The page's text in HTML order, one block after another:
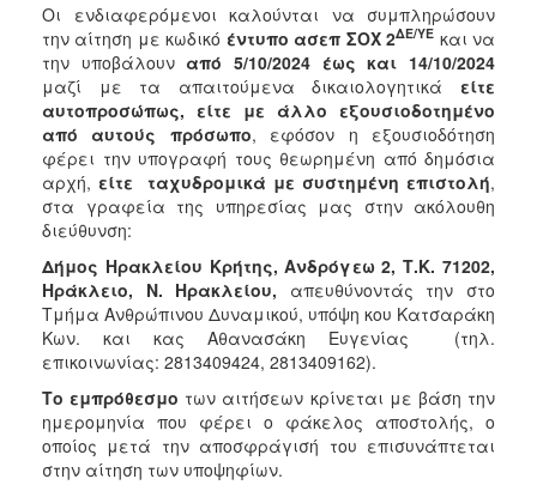
Οι ενδιαφερόμενοι καλούνται να συμπληρώσουν
την αίτηση με κωδικό έντυπο ασεπ ΣΟΧ 2ΔΕ/ΥΕ και να
την υποβάλουναπό 5/10/2024 έως και 14/10/2024
μαζί με τα απαιτούμενα δικαιολογητικά είτε
αυτοπροσώπως, είτε με άλλο εξουσιοδοτημένο
από αυτούς πρόσωπο, εφόσον η εξουσιοδότηση
φέρει την υπογραφή τους θεωρημένη από δημόσια
αρχή, είτε ταχυδρομικά με συστημένη επιστολή,
στα γραφεία της υπηρεσίας μας στην ακόλουθη
διεύθυνση:
Δήμος Ηρακλείου Κρήτης, Ανδρόγεω 2, Τ.Κ. 71202,
Ηράκλειο, Ν. Ηρακλείου, απευθύνοντάς την στο
Τμήμα Ανθρώπινου Δυναμικού, υπόψη κου Κατσαράκη
Κων. και κας Αθανασάκη Ευγενίας
(τηλ.
επικοινωνίας: 2813409424, 2813409162).
Το εμπρόθεσμο των αιτήσεων κρίνεται με βάση την
ημερομηνία που φέρει ο φάκελος αποστολής, ο
οποίος μετά την αποσφράγισή του επισυνάπτεται
στην αίτηση των υποψηφίων.